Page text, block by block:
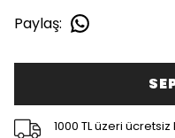
Paylaş:
1000 TL üzeri